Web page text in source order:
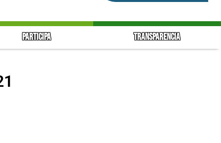
PARTICIPA TRANSPARENCIA